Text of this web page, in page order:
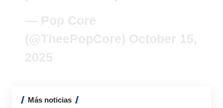
Más noticias